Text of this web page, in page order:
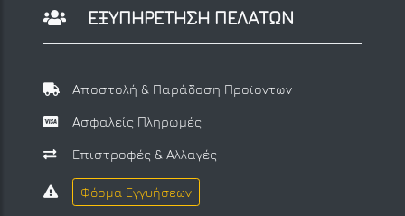
ΕΞΥΠΗΡΕΤΗΣΗ ΠΕΛΑΤΩΝ
Αποστολή & Παράδοση Προϊοντων
Ασφαλείς Πληρωμές
Επιστροφές & Αλλαγές
Φόρμα Εγγυήσεων